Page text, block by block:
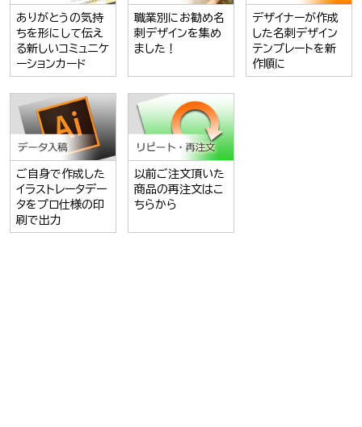
ありがとうの気持
ちを形にして伝え
る新しいコミュニケ
ーションカード
職業別にお勧め名
刺デザインを集め
ました！
デザイナーが作成
した名刺デザイン
テンプレートを新
作順に
ご自身で作成した
イラストレータデー
タをプロ仕様の印
刷で出力
以前ご注文頂いた
商品の再注文はこ
ちらから